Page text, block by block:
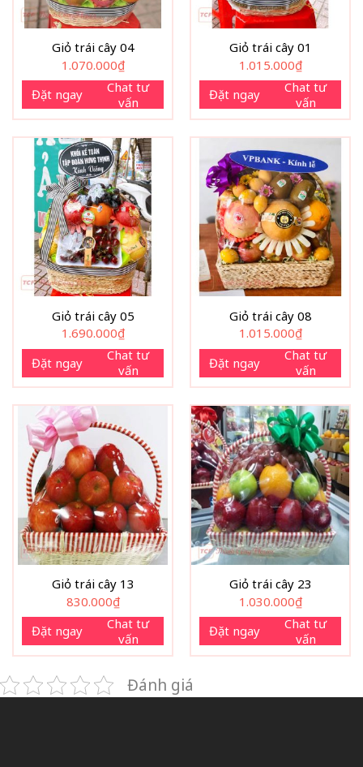
Giỏ trái cây 04
1.070.000₫
Đặt ngay
Chat tư
vấn
Giỏ trái cây 01
1.015.000₫
Đặt ngay
Chat tư
vấn
Giỏ trái cây 05
1.690.000₫
Đặt ngay
Chat tư
vấn
Giỏ trái cây 08
1.015.000₫
Đặt ngay
Chat tư
vấn
Giỏ trái cây 13
830.000₫
Đặt ngay
Chat tư
vấn
Giỏ trái cây 23
1.030.000₫
Đặt ngay
Chat tư
vấn
Đánh giá